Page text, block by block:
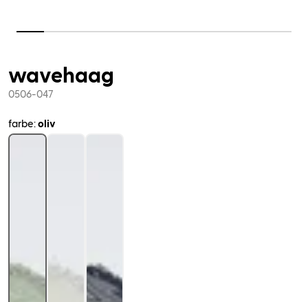
wavehaag
0506-047
farbe: oliv